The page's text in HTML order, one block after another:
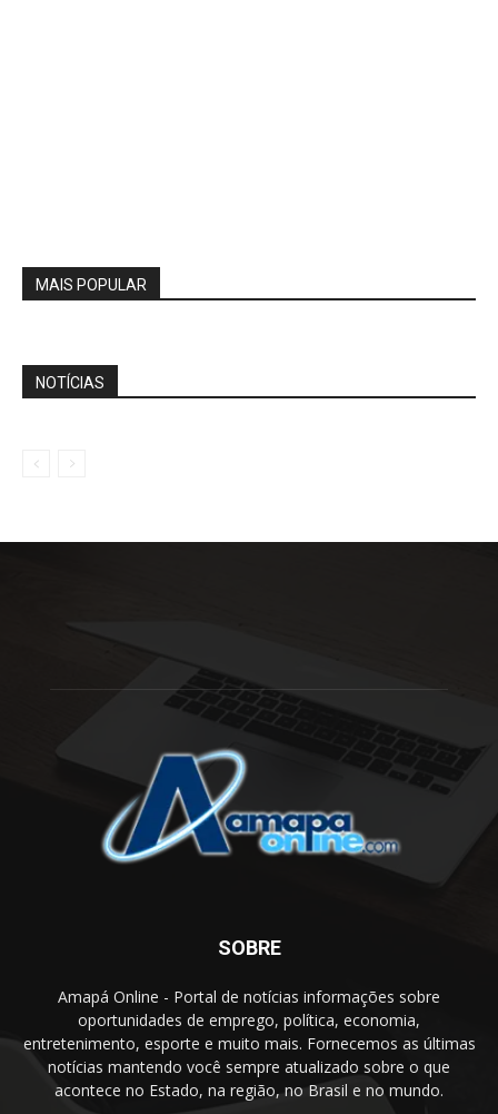
MAIS POPULAR
NOTÍCIAS
SOBRE
Amapá Online - Portal de notícias informações sobre
oportunidades de emprego, política, economia,
entretenimento, esporte e muito mais. Fornecemos as últimas
notícias mantendo você sempre atualizado sobre o que
acontece no Estado, na região, no Brasil e no mundo.